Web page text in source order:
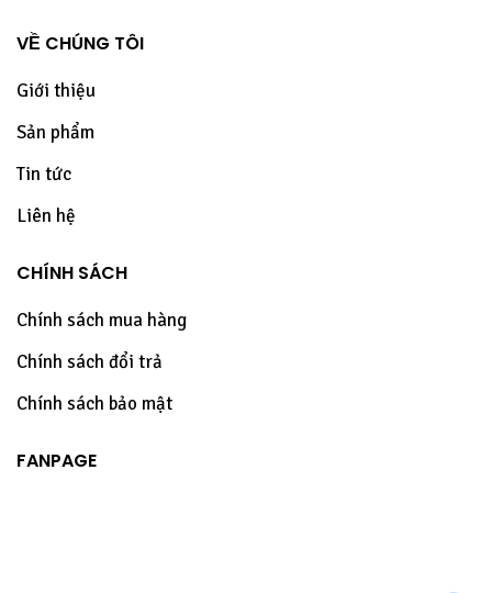
VỀ CHÚNG TÔI
Giới thiệu
Sản phẩm
Tin tức
Liên hệ
CHÍNH SÁCH
Chính sách mua hàng
Chính sách đổi trả
Chính sách bảo mật
FANPAGE